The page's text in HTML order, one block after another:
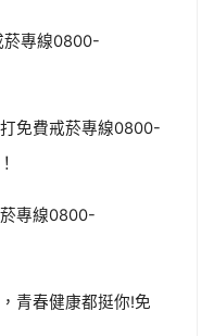
菸專線0800-
免費戒菸專線0800-
專線0800-
青春健康都挺你!免